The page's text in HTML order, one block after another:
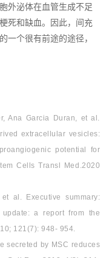
外泌体在血管生成不足
死和缺血。因此，间充
一个很有前途的途径，
Ana Garcia Duran, et al.
extracellular vesicles:
potential for
Cells Transl Med .2020
al. Executive summary:
a report from the
121(7): 948‐ 954.
secreted by MSC reduces